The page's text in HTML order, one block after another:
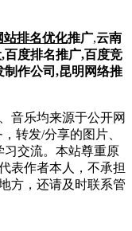
站排名优化推广,云南
,百度排名推广,百度竞
制作公司,昆明网络推
音乐均来源于公开网
转发/分享的图片、
习交流。本站尊重原
表作者本人，不承担
方，还请及时联系管